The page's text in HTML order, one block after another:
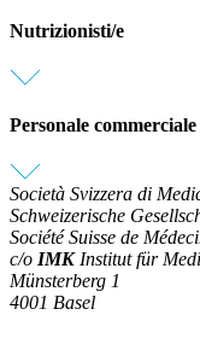
Nutrizionisti/e
Personale
Società Svizzera di
Schweizerische
Société Suisse de
c/o IMK Institut für
Münsterberg 1
4001 Basel